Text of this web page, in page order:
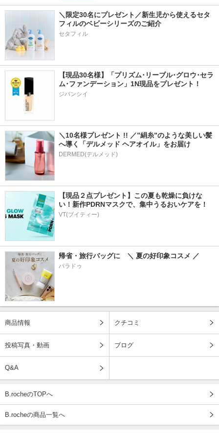
＼限定30名にプレゼント／新生児から使えるセタ
フィルのベビーシリーズのご紹介
セタフィル
【現品30名様】「プリズム･リーブル･グロウ･セラ
ジバンシイ
＼10名様プレゼント !! ／”絹糸”のような美しい髪
へ導く「デルメッド ヘアオイル」をお届け
DERMED(デルメッド)
【現品２点プレゼント】この夏も乾燥に負けな
い！新作PDRNマスクで、集中うるおいケアを！
VT(ブイティー)
帰省・旅行バッグに　＼ 夏の好印象コスメ ／
パラドゥ
商品情報 クチコミ
投稿写真・動画 ブログ
Q&A
B.rocheのTOPへ
B.rocheの商品一覧へ